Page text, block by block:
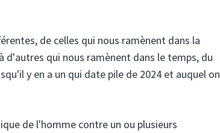
de celles qui nous ramènent dans la
d'autres qui nous ramènent dans le temps, du
y en a un qui date pile de 2024 et auquel on
de l'homme contre un ou plusieurs